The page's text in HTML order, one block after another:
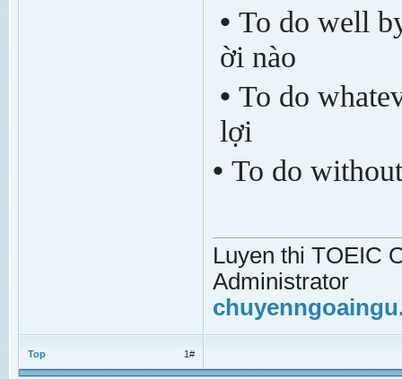
• To do well
ời nào
• To do
lợi
• To do
Luyen thi TOEIC
Administrator
Top 1#